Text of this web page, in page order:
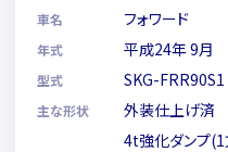
車名 フォワード
年式 平成24年 9月
型式 SKG-FRR90S1
主な形状
外装仕上げ済
4t強化ダンプ